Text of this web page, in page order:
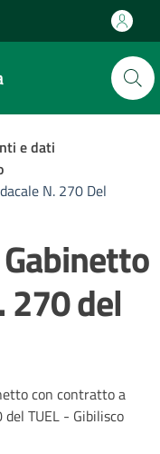
e dati
N. 270 Del
270 del
con contratto a
TUEL - Gibilisco